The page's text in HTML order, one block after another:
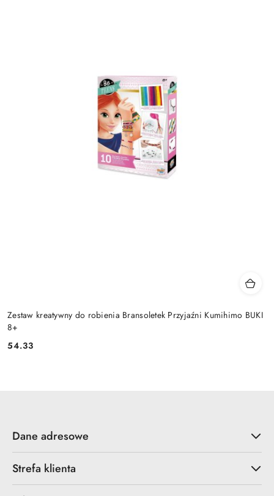
Zestaw kreatywny do robienia Bransoletek Przyjaźni Kumihimo BUKI
8+
Cena:
54.33
Dane adresowe
Strefa klienta